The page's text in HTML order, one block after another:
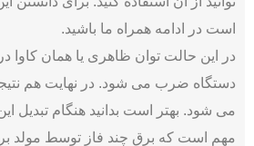
است در ادامه همراه ما باشید.
در این حالت توان ظاهری یا همان کاوا
دستگاه ضرب می شود. در نهایت هم
می شود. بهتر است بدانید هنگام تبدیل
مهم است که برق چند فاز توسط مولد